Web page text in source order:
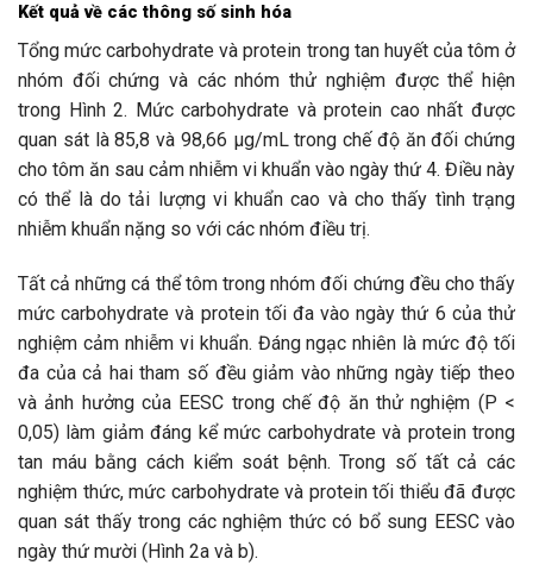
Kết quả về các thông số sinh hóa
Tổng mức carbohydrate và protein trong tan huyết của tôm ở
nhóm đối chứng và các nhóm thử nghiệm được thể hiện
trong Hình 2. Mức carbohydrate và protein cao nhất được
quan sát là 85,8 và 98,66 μg/mL trong chế độ ăn đối chứng
cho tôm ăn sau cảm nhiễm vi khuẩn vào ngày thứ 4. Điều này
có thể là do tải lượng vi khuẩn cao và cho thấy tình trạng
nhiễm khuẩn nặng so với các nhóm điều trị.
Tất cả những cá thể tôm trong nhóm đối chứng đều cho thấy
mức carbohydrate và protein tối đa vào ngày thứ 6 của thử
nghiệm cảm nhiễm vi khuẩn. Đáng ngạc nhiên là mức độ tối
đa của cả hai tham số đều giảm vào những ngày tiếp theo
và ảnh hưởng của EESC trong chế độ ăn thử nghiệm (P <
0,05) làm giảm đáng kể mức carbohydrate và protein trong
tan máu bằng cách kiểm soát bệnh. Trong số tất cả các
nghiệm thức, mức carbohydrate và protein tối thiểu đã được
quan sát thấy trong các nghiệm thức có bổ sung EESC vào
ngày thứ mười (Hình 2a và b).